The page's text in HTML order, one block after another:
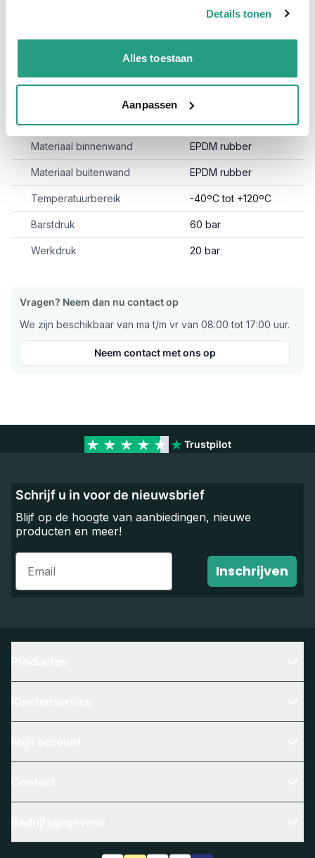
Details tonen
Alles toestaan
Aanpassen
geschikt maak voor gebruik in de winter.
Dekwasslang Python verkrijgbaarper meteren op
Materiaal binnenwand EPDM rubber
Materiaal buitenwand EPDM rubber
Temperatuurbereik -40ºC tot +120ºC
Barstdruk 60 bar
Werkdruk 20 bar
Vragen? Neem dan nu contact op
We zijn beschikbaar van ma t/m vr van 08:00 tot 17:00 uur.
Neem contact met ons op
Trustpilot
Schrijf u in voor de nieuwsbrief
Blijf op de hoogte van aanbiedingen, nieuwe
producten en meer!
Email
Inschrijven